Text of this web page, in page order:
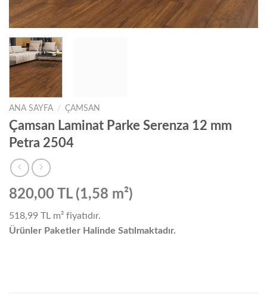
ANA SAYFA / ÇAMSAN
Çamsan Laminat Parke Serenza 12 mm
Petra 2504
820,00 TL (1,58 m²)
518,99 TL m² fiyatıdır.
Ürünler Paketler Halinde Satılmaktadır.